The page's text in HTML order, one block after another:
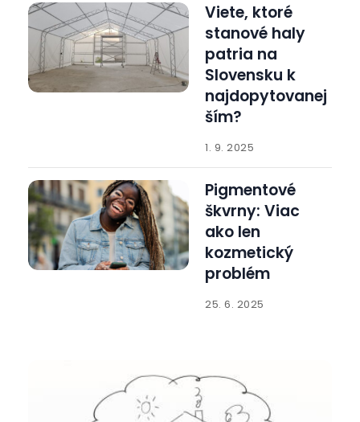
Viete, ktoré
stanové haly
patria na
Slovensku k
najdopytovanej
ším?
1. 9. 2025
Pigmentové
škvrny: Viac
ako len
kozmetický
problém
25. 6. 2025